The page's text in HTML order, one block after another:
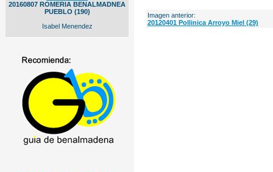
20160807 ROMERIA BENALMADNEA
PUEBLO (190)
Isabel Menendez
Imagen anterior:
20120401 Pollinica Arroyo Miel (29)